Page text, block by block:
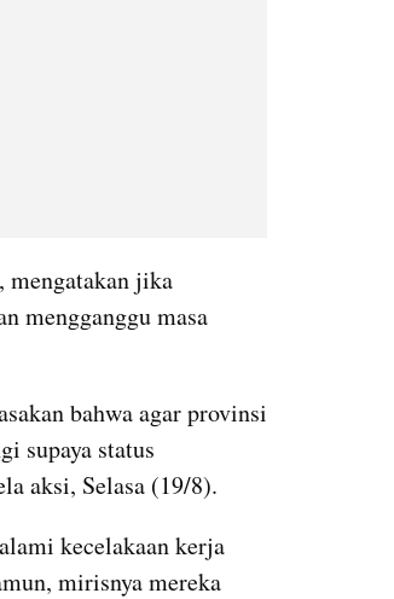
mengatakan jika
mengganggu masa
bahwa agar provinsi
supaya status
aksi, Selasa (19/8).
kecelakaan kerja
mirisnya mereka